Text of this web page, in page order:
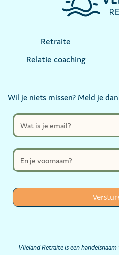
Retraite
Relatie coaching
Wil je niets missen? Meld je
Vlieland Retraite is een